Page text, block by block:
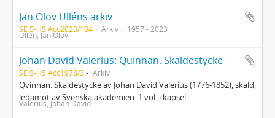
Jan Olov Ulléns arkiv
SE S-HS Acc2023/134 Arkiv 1957 - 2023
Ullén, Jan Olov
Johan David Valerius: Quinnan. Skaldestycke
SE S-HS Acc1978/3 Arkiv
Qvinnan. Skaldestycke av Johan David Valerius (1776-1852), skald,
ledamot av Svenska akademien. 1 vol. i kapsel.
Valerius, Johan David